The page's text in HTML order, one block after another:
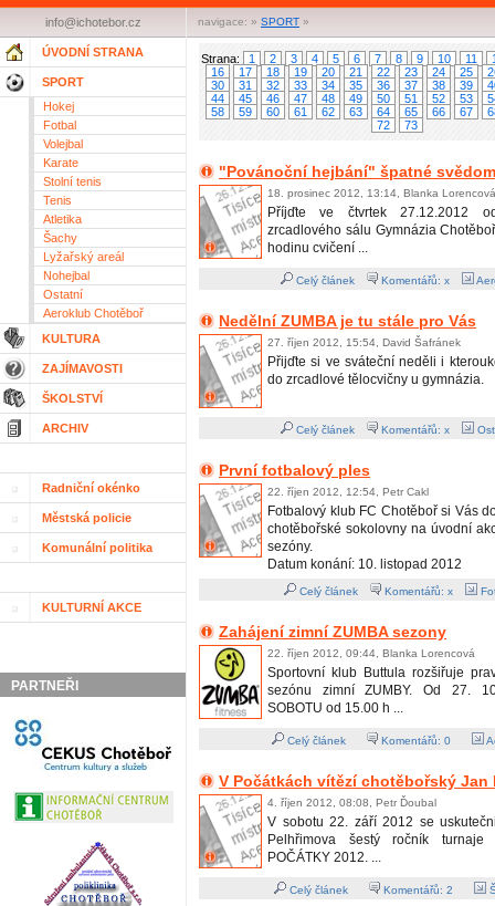
navigace: » SPORT »
info@ichotebor.cz
ÚVODNÍ STRANA
SPORT
Hokej
Fotbal
Volejbal
Karate
Stolní tenis
Tenis
Atletika
Šachy
Lyžařský areál
Nohejbal
Ostatní
Aeroklub Chotěboř
KULTURA
ZAJÍMAVOSTI
ŠKOLSTVÍ
ARCHIV
Radniční okénko
Městská policie
Komunální politika
KULTURNÍ AKCE
PARTNEŘI
Strana: 1 2 3 4 5 6 7 8 9 10 11
16
17 18 19 20 21 22 23 24 25
30
31 32 33 34 35 36 37 38 39
44
45 46 47 48 49 50 51 52 53
58
59 60 61 62 63 64 65 66 67
72
73
"Povánoční hejbání" špatné
18. prosinec 2012, 13:14, Blanka Lorencová
Příjďte ve čtvrtek 27.12.2012
zrcadlového sálu Gymnázia
hodinu cvičení ...
Celý článek Komentářů: x
Nedělní ZUMBA je tu stále pro Vás
27. říjen 2012, 15:54, David Šafránek
Přijďte si ve sváteční neděli i
do zrcadlové tělocvičny u gymnázia.
Celý článek Komentářů: x
První fotbalový ples
22. říjen 2012, 12:54, Petr Cakl
Fotbalový klub FC Chotěboř si Vás
chotěbořské sokolovny na úvodní
sezóny.
Datum konání: 10. listopad 2012
Celý článek Komentářů: x
Zahájení zimní ZUMBA sezony
22. říjen 2012, 09:44, Blanka Lorencová
Sportovní klub Buttula rozšiřuje
sezónu zimní ZUMBY. Od 27.
SOBOTU od 15.00 h ...
Celý článek Komentářů: 0
V Počátkách vítězí chotěbořský Jan
4. říjen 2012, 08:08, Petr Ďoubal
V sobotu 22. září 2012 se
Pelhřimova šestý ročník
POČÁTKY 2012. ...
Celý článek Komentářů: 2